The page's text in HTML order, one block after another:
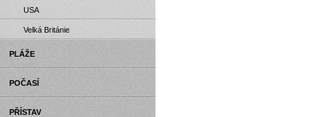
USA
Velká Británie
PLÁŽE
POČASÍ
PŘÍSTAV